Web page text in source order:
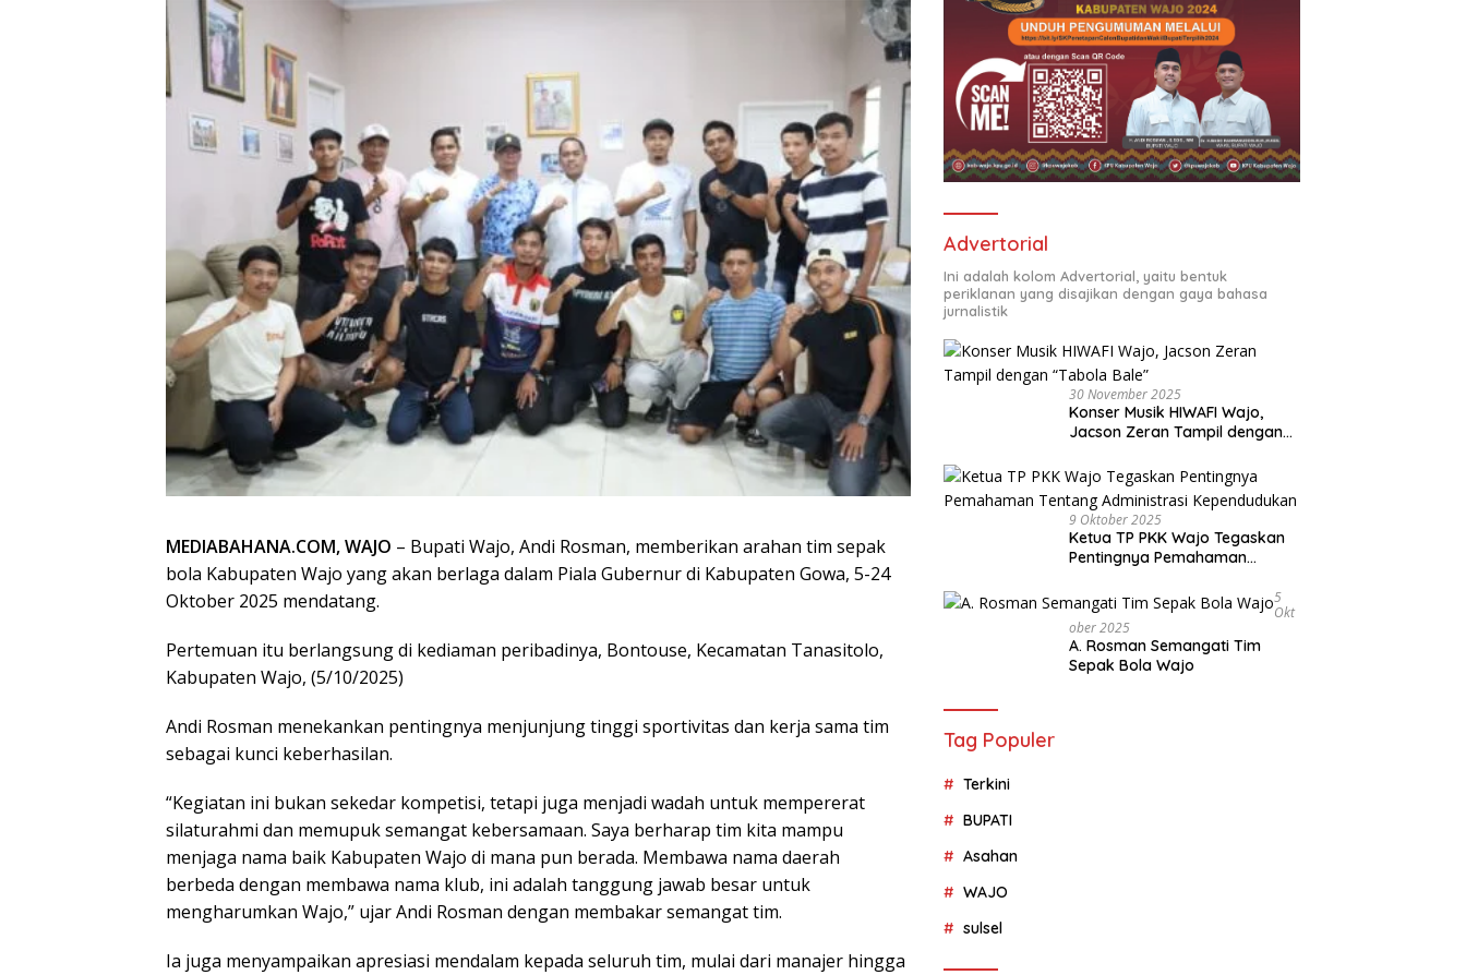
MEDIABAHANA.COM, WAJO – Bupati Wajo, Andi Rosman, memberikan arahan tim sepak
bola Kabupaten Wajo yang akan berlaga dalam Piala Gubernur di Kabupaten Gowa, 5-24
Oktober 2025 mendatang.
Pertemuan itu berlangsung di kediaman peribadinya, Bontouse, Kecamatan Tanasitolo,
Kabupaten Wajo, (5/10/2025)
Andi Rosman menekankan pentingnya menjunjung tinggi sportivitas dan kerja sama tim
sebagai kunci keberhasilan.
“Kegiatan ini bukan sekedar kompetisi, tetapi juga menjadi wadah untuk mempererat
silaturahmi dan memupuk semangat kebersamaan. Saya berharap tim kita mampu
menjaga nama baik Kabupaten Wajo di mana pun berada. Membawa nama daerah
berbeda dengan membawa nama klub, ini adalah tanggung jawab besar untuk
mengharumkan Wajo,” ujar Andi Rosman dengan membakar semangat tim.
Ia juga menyampaikan apresiasi mendalam kepada seluruh tim, mulai dari manajer hingga
Advertorial
Ini adalah kolom Advertorial, yaitu bentuk
periklanan yang disajikan dengan gaya bahasa
jurnalistik
30 November 2025
Konser Musik HIWAFI Wajo,
Jacson Zeran Tampil dengan
9 Oktober 2025
Ketua TP PKK Wajo Tegaskan
Pentingnya Pemahaman
Kependudukan
5
Okt
Ober 2025
A. Rosman Semangati Tim
Sepak Bola Wajo
Tag Populer
Terkini
BUPATI
Asahan
WAJO
sulsel